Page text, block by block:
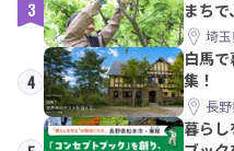
3
まち
PRメ
埼
4
白馬
集！
長
暮らし